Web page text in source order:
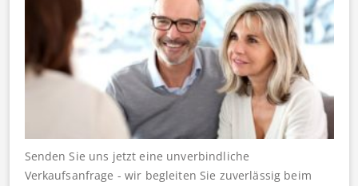
Senden Sie uns jetzt eine unverbindliche
Verkaufsanfrage - wir begleiten Sie zuverlässig beim